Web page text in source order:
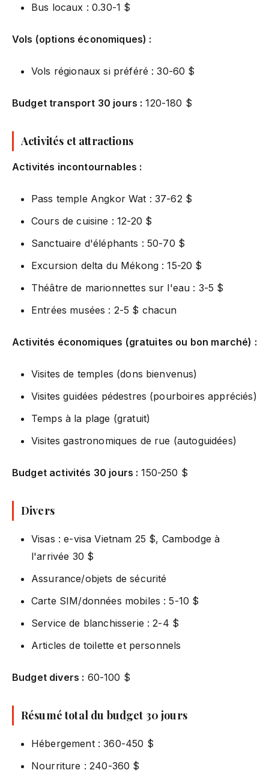
Bus locaux : 0.30-1 $
Vols (options économiques) :
Vols régionaux si préféré : 30-60 $
Budget transport 30 jours : 120-180 $
Activités et attractions
Activités incontournables :
Pass temple Angkor Wat : 37-62 $
Cours de cuisine : 12-20 $
Sanctuaire d'éléphants : 50-70 $
Excursion delta du Mékong : 15-20 $
Théâtre de marionnettes sur l'eau : 3-5 $
Entrées musées : 2-5 $ chacun
Activités économiques (gratuites ou bon marché) :
Visites de temples (dons bienvenus)
Visites guidées pédestres (pourboires appréciés)
Temps à la plage (gratuit)
Visites gastronomiques de rue (autoguidées)
Budget activités 30 jours : 150-250 $
Divers
Visas : e-visa Vietnam 25 $, Cambodge à
l'arrivée 30 $
Assurance/objets de sécurité
Carte SIM/données mobiles : 5-10 $
Service de blanchisserie : 2-4 $
Articles de toilette et personnels
Budget divers : 60-100 $
Résumé total du budget 30 jours
Hébergement : 360-450 $
Nourriture : 240-360 $